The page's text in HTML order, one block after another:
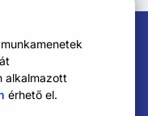
alkalmazott
érhető el.